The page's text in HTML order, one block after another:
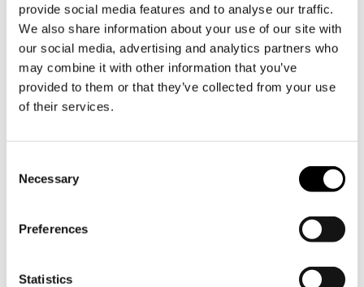
provide social media features and to analyse our traffic.
We also share information about your use of our site with
our social media, advertising and analytics partners who
may combine it with other information that you’ve
provided to them or that they’ve collected from your use
of their services.
Selection
Necessary
Preferences
Statistics
till någon som uppskattar kultur,
natur och goda smaker? Nu erbjuder
till flera av Söderlångviks mest